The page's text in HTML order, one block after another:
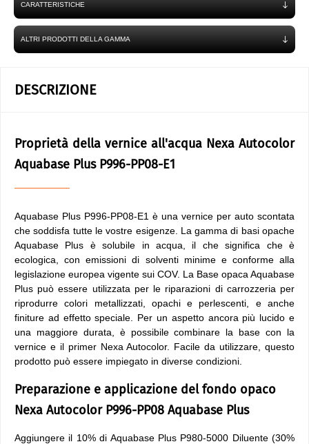
CARATTERISTICHE
ALTRI PRODOTTI DELLA GAMMA
DESCRIZIONE
Proprietà della vernice all'acqua Nexa Autocolor
Aquabase Plus P996-PP08-E1
Aquabase Plus P996-PP08-E1 è una vernice per auto scontata
che soddisfa tutte le vostre esigenze. La gamma di basi opache
Aquabase Plus è solubile in acqua, il che significa che è
ecologica, con emissioni di solventi minime e conforme alla
legislazione europea vigente sui COV. La Base opaca Aquabase
Plus può essere utilizzata per le riparazioni di carrozzeria per
riprodurre colori metallizzati, opachi e perlescenti, e anche
finiture ad effetto speciale. Per un aspetto ancora più lucido e
una maggiore durata, è possibile combinare la base con la
vernice e il primer Nexa Autocolor. Facile da utilizzare, questo
prodotto può essere impiegato in diverse condizioni.
Preparazione e applicazione del fondo opaco
Nexa Autocolor P996-PP08 Aquabase Plus
Aggiungere il 10% di Aquabase Plus P980-5000 Diluente (30%